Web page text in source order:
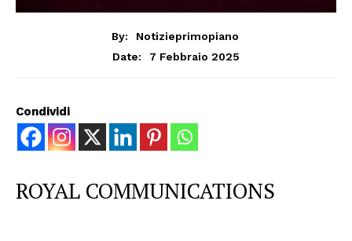
By:
Notizieprimopiano
Date:
7 Febbraio 2025
Condividi
ROYAL COMMUNICATIONS